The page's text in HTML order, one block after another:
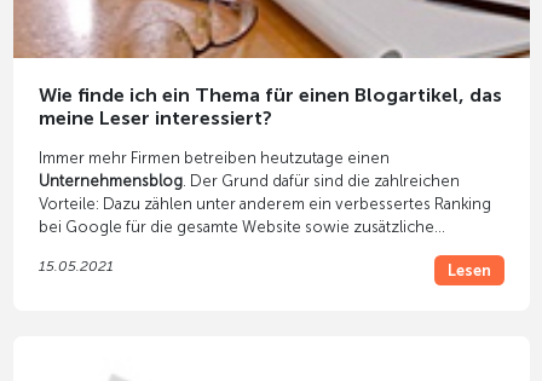
Wie finde ich ein Thema für einen Blogartikel, das
meine Leser interessiert?
Immer mehr Firmen betreiben heutzutage einen
Unternehmensblog. Der Grund dafür sind die zahlreichen
Vorteile: Dazu zählen unter anderem ein verbessertes Ranking
bei Google für die gesamte Website sowie zusätzliche
gezogen werden. Aber ein Thema für einen Blogartikel zu
15.05.2021 Lesen